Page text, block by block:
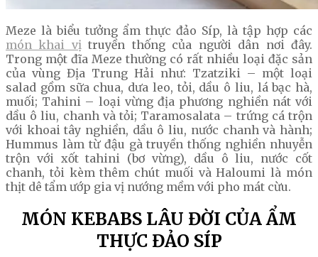
Meze là biểu tưởng ẩm thực đảo Síp, là tập hợp các
món khai vịtruyền thống của người dân nơi đây.
Trong một đĩa Meze thường có rất nhiều loại đặc sản
của vùng Địa Trung Hải như: Tzatziki – một loại
salad gồm sữa chua, dưa leo, tỏi, dầu ô liu, lá bạc hà,
muối; Tahini – loại vừng địa phương nghiền nát với
dầu ô liu, chanh và tỏi; Taramosalata – trứng cá trộn
với khoai tây nghiền, dầu ô liu, nước chanh và hành;
Hummus làm từ đậu gà truyền thống nghiền nhuyễn
trộn với xốt tahini (bơ vừng), dầu ô liu, nước cốt
chanh, tỏi kèm thêm chút muối và Haloumi là món
thịt dê tẩm ướp gia vị nướng mềm với pho mát cừu.
MÓN KEBABS LÂU ĐỜI CỦA ẨM
THỰC ĐẢO SÍP